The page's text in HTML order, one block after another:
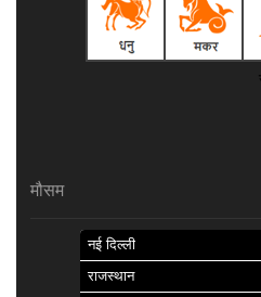
मौसम
नई दिल्ली
राजस्थान